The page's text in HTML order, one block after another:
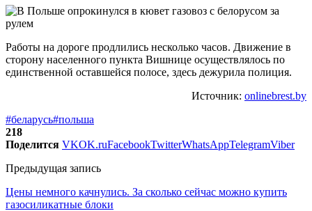
Работы на дороге продлились несколько часов. Движение в
сторону населенного пункта Вишнице осуществлялось по
единственной оставшейся полосе, здесь дежурила полиция.
Источник: onlinebrest.by
#беларусь#польша
218
Поделится VKOK.ruFacebookTwitterWhatsAppTelegramViber
Предыдущая запись
Цены немного качнулись. За сколько сейчас можно купить
газосиликатные блоки